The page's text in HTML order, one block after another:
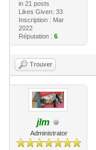
in 21 posts
Likes Given: 33
Inscription : Mar
2022
Réputation : 6
Trouver
jlm
Administrator